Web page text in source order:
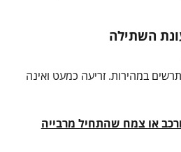
השתילה
במהירות. זריעה כמעט ואינה
או צמח שהתחיל מרבייה